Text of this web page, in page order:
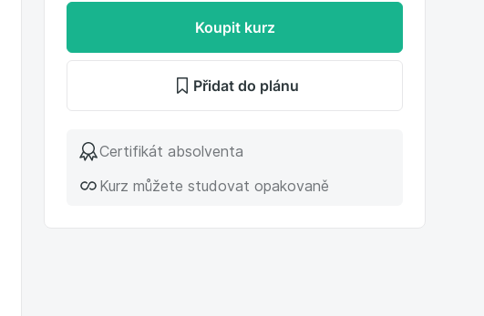
Koupit kurz
Přidat do plánu
Certifikát absolventa
Kurz můžete studovat opakovaně